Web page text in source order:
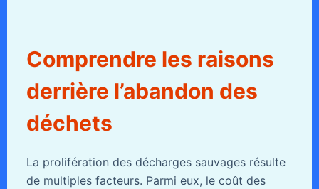
Comprendre les raisons
derrière l’abandon des
déchets
La prolifération des décharges sauvages résulte
de multiples facteurs. Parmi eux, le coût des